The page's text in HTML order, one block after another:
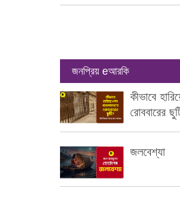
জনপ্রিয় eআরকি
কীভাবে
রোববারের
জলবেশ্যা